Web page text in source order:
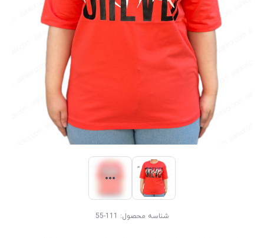
شناسه محصول: 111-55